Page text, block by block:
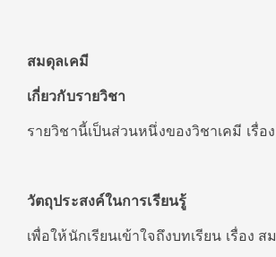
สมดุลเคมี
เกี่ยวกับรายวิชา
รายวิชานี้เป็นส่วนหนึ่งของวิชาเคมี เรื่อ
วัตถุประสงค์ในการเรียนรู้
เพื่อให้นักเรียนเข้าใจถึงบทเรียน เรื่อง ส